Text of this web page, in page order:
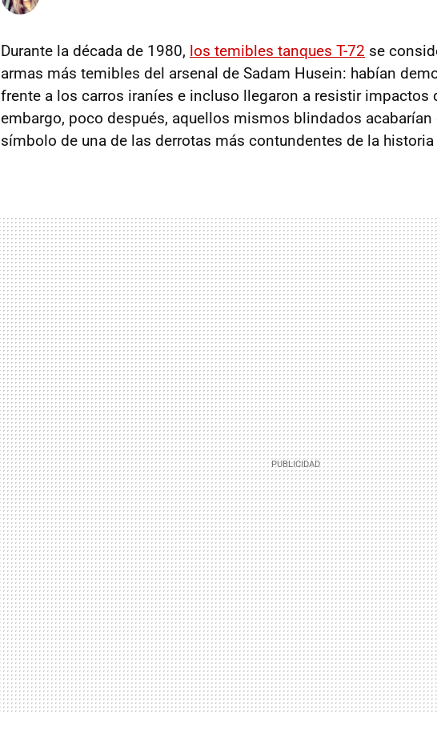
Durante la década de 1980, los temibles tanques T-72 se
armas más temibles del arsenal de Sadam Husein: habían
frente a los carros iraníes e incluso llegaron a resistir impactos
embargo, poco después, aquellos mismos blindados
símbolo de una de las derrotas más contundentes de la